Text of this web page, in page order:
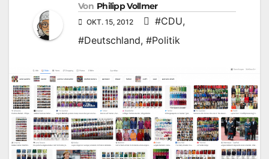
Von Philipp Vollmer
OKT. 15, 2012 #CDU,
#Deutschland, #Politik